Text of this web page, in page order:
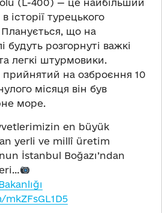
(L-400) — це найбільший
історії турецького
Планується, що на
будуть розгорнуті важкі
легкі штурмовики.
прийнятий на озброєння 10
місяця він був
море.
en büyük
yerli ve millî üretim
İstanbul Boğazı’ndan